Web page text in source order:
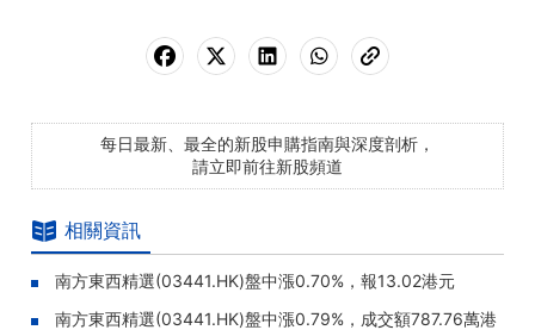
每日最新、最全的新股申購指南與深度剖析，
請立即前往新股頻道
相關資訊
南方東西精選(03441.HK)盤中漲0.70%，報13.02港元
南方東西精選(03441.HK)盤中漲0.79%，成交額787.76萬港